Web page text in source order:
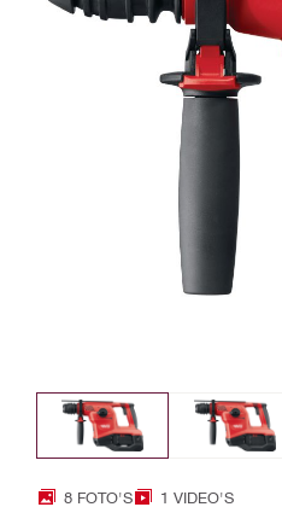
8 FOTO'S 1 VIDEO'S